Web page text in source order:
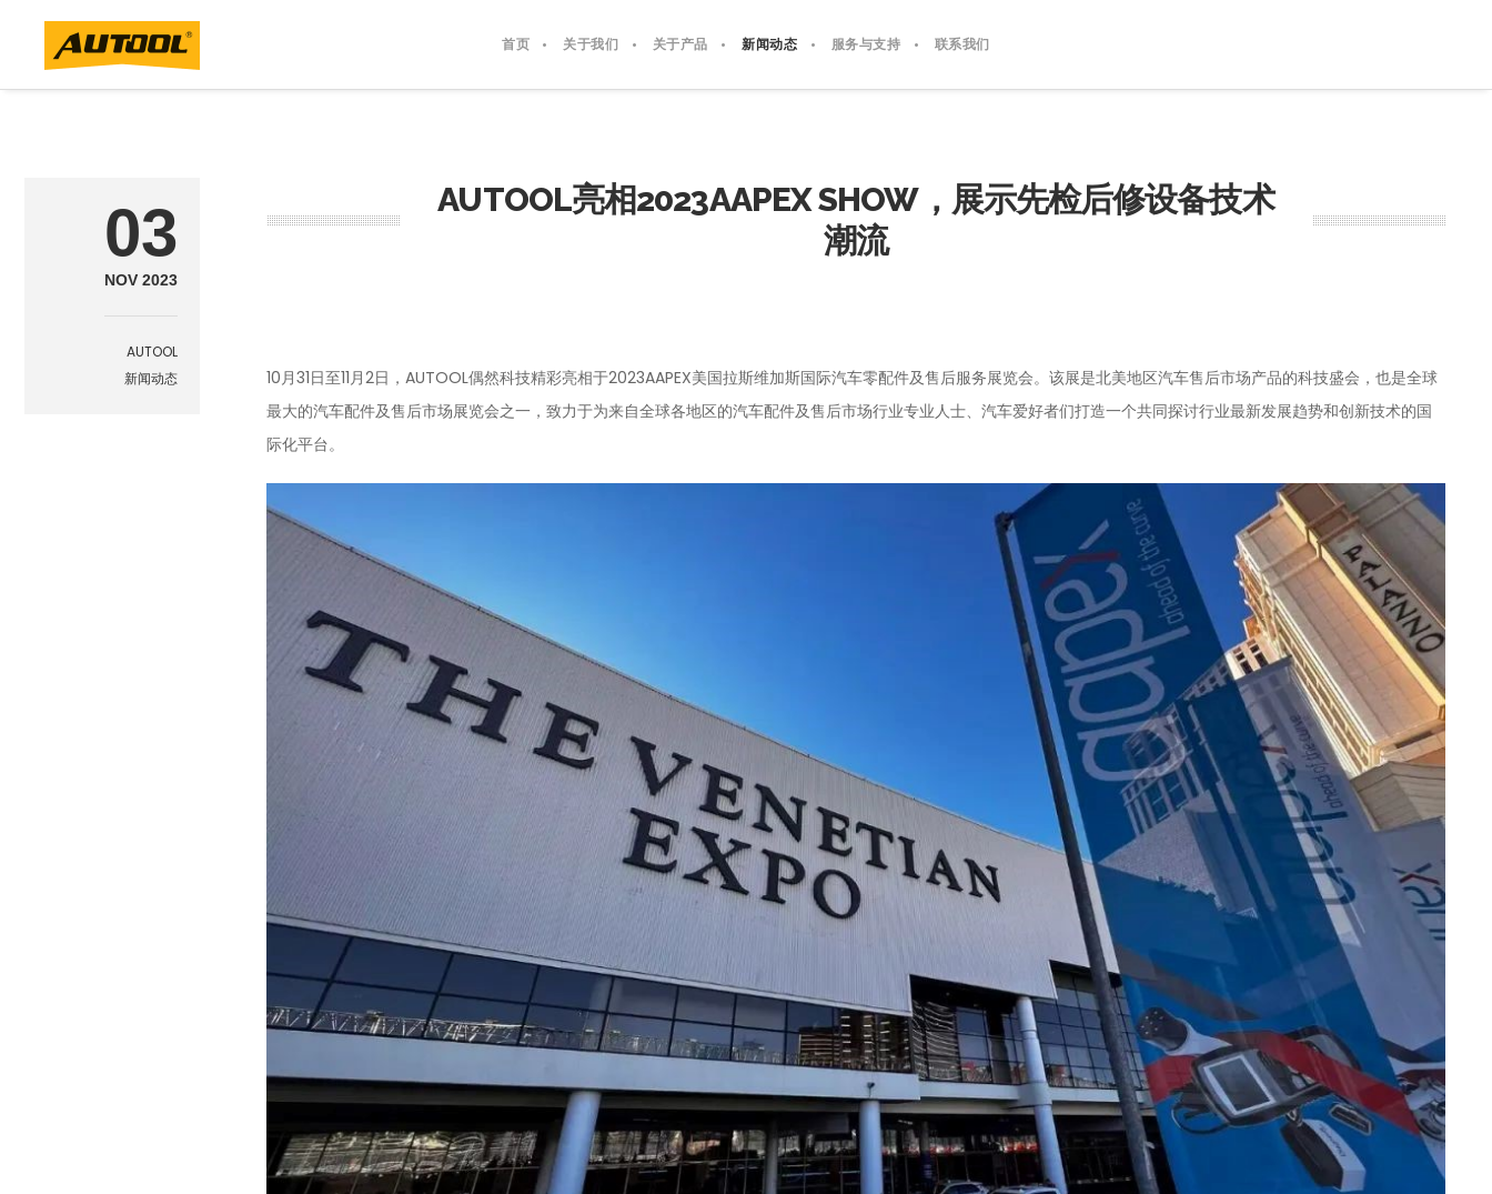
首页 关于我们 关于产品 新闻动态 服务与支持 联系我们
03
NOV 2023
AUTOOL
新闻动态
AUTOOL亮相2023AAPEX SHOW，展示先检后修设备技术
潮流
10月31日至11月2日，AUTOOL偶然科技精彩亮相于2023AAPEX美国拉斯维加斯国际汽车零配件及售后服务展览会。该展是北美地区汽车售后市场产品的科技盛会，也是全球
最大的汽车配件及售后市场展览会之一，致力于为来自全球各地区的汽车配件及售后市场行业专业人士、汽车爱好者们打造一个共同探讨行业最新发展趋势和创新技术的国
际化平台。